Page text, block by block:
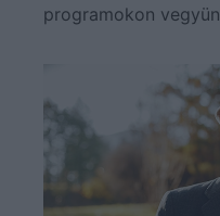
programokon